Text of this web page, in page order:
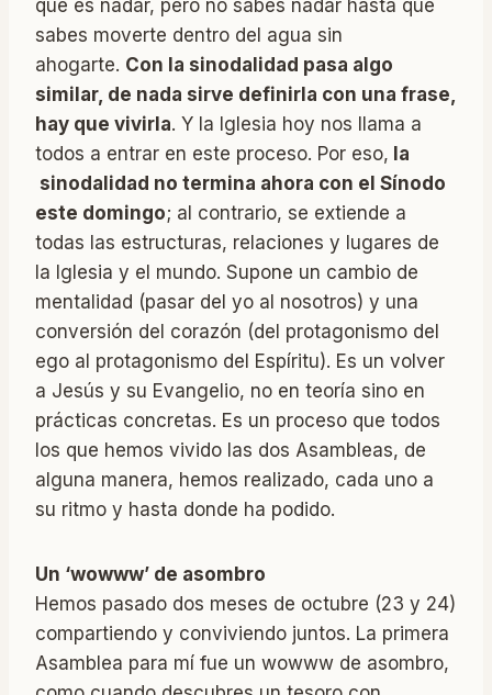
qué es nadar, pero no sabes nadar hasta que
sabes moverte dentro del agua sin
ahogarte. Con la sinodalidad pasa algo
similar, de nada sirve definirla con una frase,
hay que vivirla. Y la Iglesia hoy nos llama a
todos a entrar en este proceso. Por eso, la
sinodalidad no termina ahora con el Sínodo
este domingo; al contrario, se extiende a
todas las estructuras, relaciones y lugares de
la Iglesia y el mundo. Supone un cambio de
mentalidad (pasar del yo al nosotros) y una
conversión del corazón (del protagonismo del
ego al protagonismo del Espíritu). Es un volver
a Jesús y su Evangelio, no en teoría sino en
prácticas concretas. Es un proceso que todos
los que hemos vivido las dos Asambleas, de
alguna manera, hemos realizado, cada uno a
su ritmo y hasta donde ha podido.
Un ‘wowww’ de asombro
Hemos pasado dos meses de octubre (23 y 24)
compartiendo y conviviendo juntos. La primera
Asamblea para mí fue un wowww de asombro,